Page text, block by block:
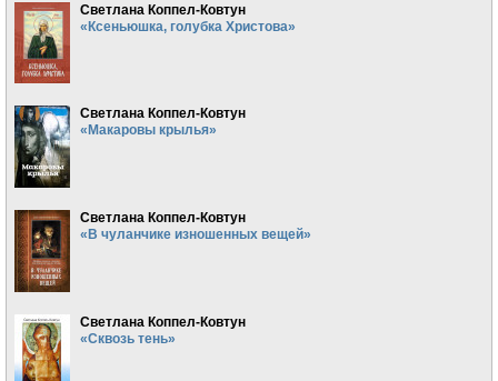
Светлана Коппел-Ковтун
«Ксеньюшка, голубка Христова»
Светлана Коппел-Ковтун
«Макаровы крылья»
Светлана Коппел-Ковтун
«В чуланчике изношенных вещей»
Светлана Коппел-Ковтун
«Сквозь тень»